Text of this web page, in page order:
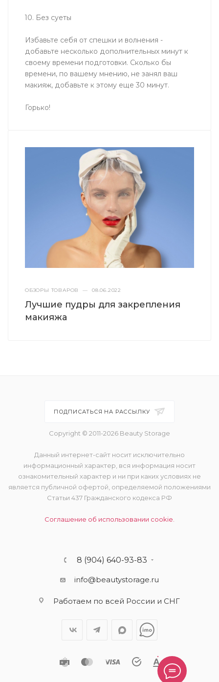
10. Без суеты
Избавьте себя от спешки и волнения -
добавьте несколько дополнительных минут к
своему времени подготовки. Сколько бы
времени, по вашему мнению, не занял ваш
макияж, добавьте к этому еще 30 минут.
Горько!
ОБЗОРЫ ТОВАРОВ — 08.06.2022
Лучшие пудры для закрепления
макияжа
ПОДПИСАТЬСЯ НА РАССЫЛКУ
Copyright © 2011-2026 Beauty Storage
Данный интернет-сайт носит исключительно
информационный характер, вся информация носит
ознакомительный характер и ни при каких условиях не
является публичной офертой, определяемой положениями
Статьи 437 Гражданского кодекса РФ
Соглашение об использовании cookie.
8 (904) 640-93-83
info@beautystorage.ru
Работаем по всей России и СНГ